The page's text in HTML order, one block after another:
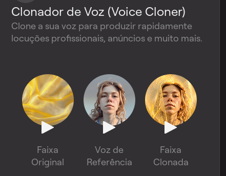
Clonador de Voz (Voice Cloner)
Clone a sua voz para produzir rapidamente
locuções profissionais, anúncios e muito mais.
Faixa
Original
Voz de
Referência
Faixa
Clonada